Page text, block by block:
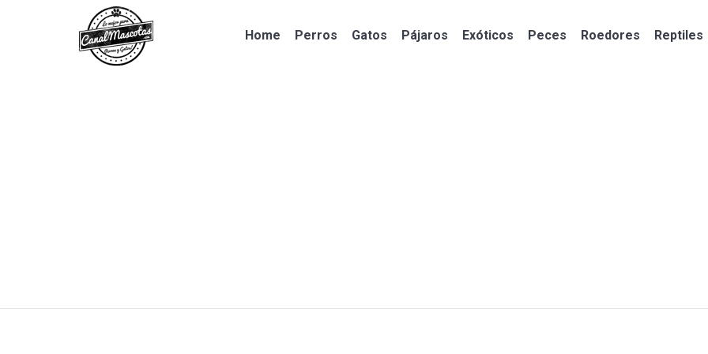
Home Perros Gatos Pájaros Exóticos Peces Roedores Reptiles
Home Perros Gatos Pájaros Exóticos Peces Roedores Reptiles